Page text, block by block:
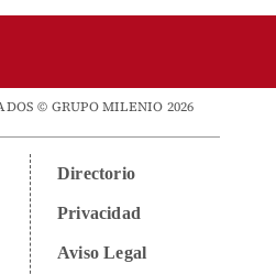
© GRUPO MILENIO 2026
Directorio
Privacidad
Aviso Legal